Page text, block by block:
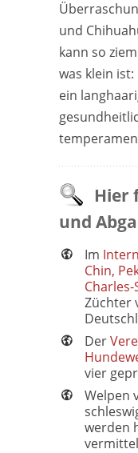
und
kann so
was klein
ein
Hier
und
Im
Chin,
Charles-
Züchter
Der
vier
Welpen
werden